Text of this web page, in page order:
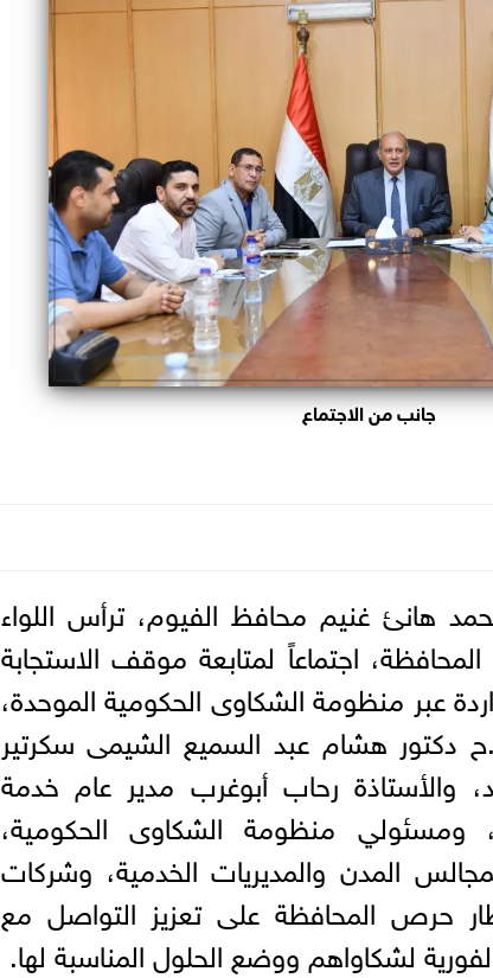
جانب من الاجتماع
هانئ غنيم محافظ الفيوم، ترأس اللواء
اجتماعاً لمتابعة موقف الاستجابة
عبر منظومة الشكاوى الحكومية الموحدة،
دكتور هشام عبد السميع الشيمى سكرتير
والأستاذة رحاب أبوغرب مدير عام خدمة
ومسئولي منظومة الشكاوى الحكومية،
المدن والمديريات الخدمية، وشركات
حرص المحافظة على تعزيز التواصل مع
لشكاواهم ووضع الحلول المناسبة لها.